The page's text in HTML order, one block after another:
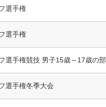
選手権
選手権
選手権競技 男子15歳～17歳の部
選手権冬季大会